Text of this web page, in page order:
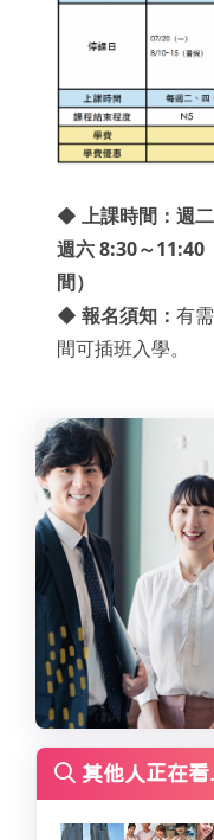
◆ 上課時間：週
週六 8:30～11:40
間）
◆ 報名須知： 有
間可插班入學。
其他人正在看